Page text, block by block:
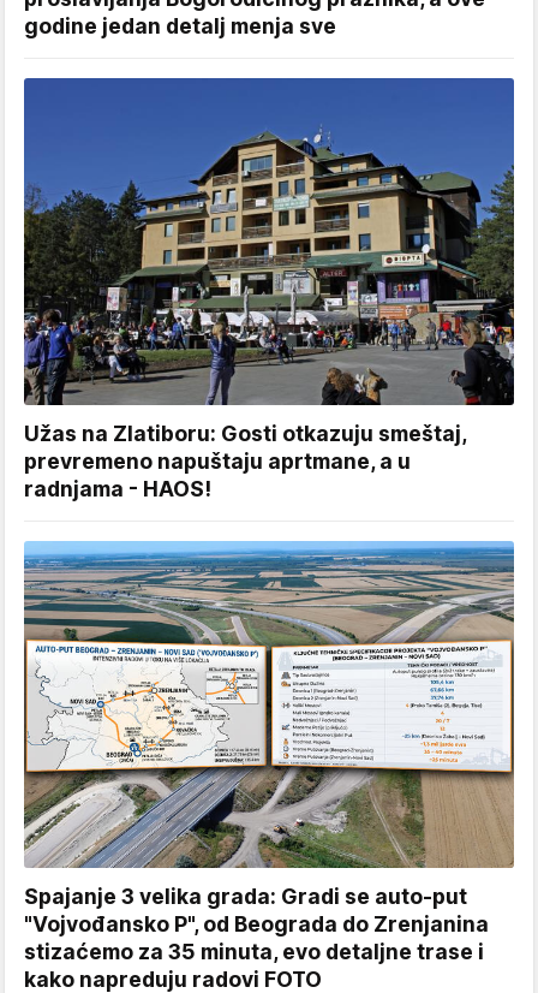
godine jedan detalj menja sve
Užas na Zlatiboru: Gosti otkazuju smeštaj,
prevremeno napuštaju aprtmane, a u
radnjama - HAOS!
Spajanje 3 velika grada: Gradi se auto-put
"Vojvođansko P", od Beograda do Zrenjanina
stizaćemo za 35 minuta, evo detaljne trase i
kako napreduju radovi FOTO